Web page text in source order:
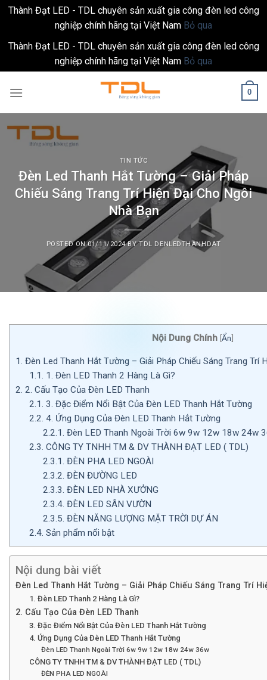
Thành Đạt LED - TDL chuyên sản xuất gia công đèn led công
nghiệp chính hãng tại Việt Nam Bỏ qua
Thành Đạt LED - TDL chuyên sản xuất gia công đèn led công
nghiệp chính hãng tại Việt Nam Bỏ qua
0
TIN TỨC
Đèn Led Thanh Hắt Tường – Giải Pháp
Chiếu Sáng Trang Trí Hiện Đại Cho Ngôi
Nhà Bạn
POSTED ON01/11/2024BYTDL DENLEDTHANHDAT
Nội Dung Chính [Ẩn]
1. Đèn Led Thanh Hắt Tường – Giải Pháp Chiếu Sáng Trang Trí
1.1. 1. Đèn LED Thanh 2 Hàng Là Gì?
2. 2. Cấu Tạo Của Đèn LED Thanh
2.1. 3. Đặc Điểm Nổi Bật Của Đèn LED Thanh Hắt Tường
2.2. 4. Ứng Dụng Của Đèn LED Thanh Hắt Tường
2.2.1. Đèn LED Thanh Ngoài Trời 6w 9w 12w 18w 24w
2.3. CÔNG TY TNHH TM & DV THÀNH ĐẠT LED ( TDL)
2.3.1. ĐÈN PHA LED NGOÀI
2.3.2. ĐÈN ĐƯỜNG LED
2.3.3. ĐÈN LED NHÀ XƯỞNG
2.3.4. ĐÈN LED SÂN VƯỜN
2.3.5. ĐÈN NĂNG LƯỢNG MẶT TRỜI DỰ ÁN
2.4. Sản phẩm nổi bật
Nội dung bài viết
Đèn Led Thanh Hắt Tường – Giải Pháp Chiếu Sáng Trang Trí
1. Đèn LED Thanh 2 Hàng Là Gì?
2. Cấu Tạo Của Đèn LED Thanh
3. Đặc Điểm Nổi Bật Của Đèn LED Thanh Hắt Tường
4. Ứng Dụng Của Đèn LED Thanh Hắt Tường
Đèn LED Thanh Ngoài Trời 6w 9w 12w 18w 24w 36w
CÔNG TY TNHH TM & DV THÀNH ĐẠT LED ( TDL)
ĐÈN PHA LED NGOÀI